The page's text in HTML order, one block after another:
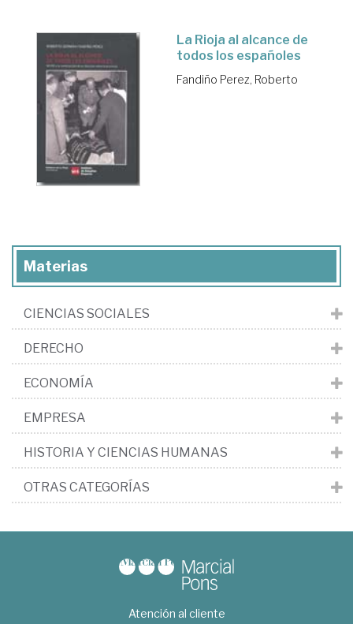
La Rioja al alcance de
todos los españoles
Fandiño Perez, Roberto
Materias
CIENCIAS SOCIALES
DERECHO
ECONOMÍA
EMPRESA
HISTORIA Y CIENCIAS HUMANAS
OTRAS CATEGORÍAS
Atención al cliente